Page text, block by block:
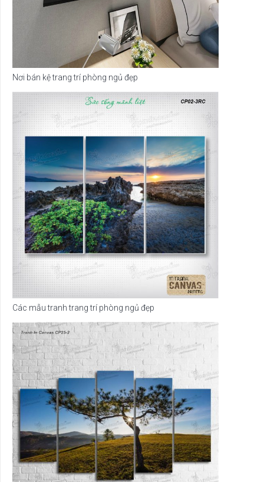
Nơi bán kệ trang trí phòng ngủ đẹp
Các mẫu tranh trang trí phòng ngủ đẹp